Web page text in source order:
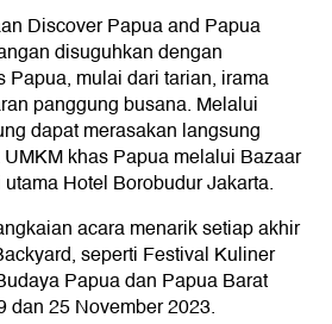
Discover Papua and Papua
disuguhkan dengan
Papua, mulai dari tarian, irama
panggung busana. Melalui
dapat merasakan langsung
khas Papua melalui Bazaar
Hotel Borobudur Jakarta.
acara menarik setiap akhir
seperti Festival Kuliner
Papua dan Papua Barat
dan 25 November 2023.